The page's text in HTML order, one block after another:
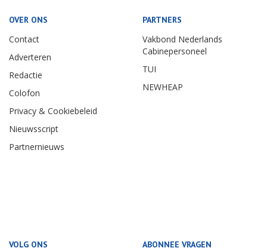
OVER ONS
Contact
Adverteren
Redactie
Colofon
Privacy & Cookiebeleid
Nieuwsscript
Partnernieuws
PARTNERS
Vakbond Nederlands
Cabinepersoneel
TUI
NEWHEAP
VOLG ONS ABONNEE VRAGEN